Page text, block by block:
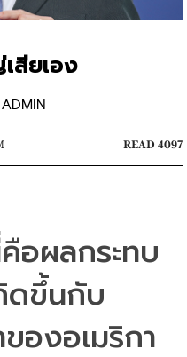
สียเอง
ADMIN
READ 4097
อผลกระทบ
ดขึ้นกับ
องอเมริกา